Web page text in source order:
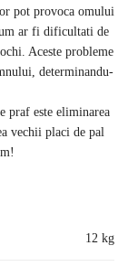
pot provoca omului
ar fi dificultati de
Aceste probleme
determinandu-
praf este eliminarea
vechii placi de pal
12 kg